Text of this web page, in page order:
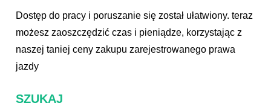
Dostęp do pracy i poruszanie się został ułatwiony. teraz
możesz zaoszczędzić czas i pieniądze, korzystając z
naszej taniej ceny zakupu zarejestrowanego prawa
jazdy
SZUKAJ